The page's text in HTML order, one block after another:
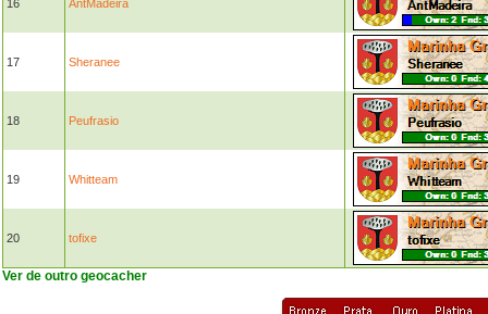
16 AntMadeira
17 Sheranee
18 Peufrasio
19 Whitteam
20 tofixe
Ver de outro geocacher